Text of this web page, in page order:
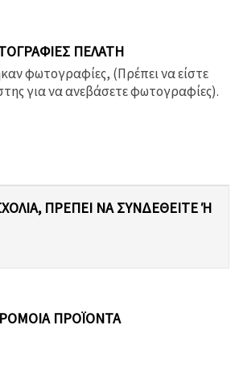
ΠΕΛΆΤΗ
φωτογραφίες, (Πρέπει να είστε
για να ανεβάσετε φωτογραφίες).
ΠΡΈΠΕΙ ΝΑ ΣΥΝΔΕΘΕΊΤΕ Ή Ν
ΠΡΟΪΌΝΤΑ